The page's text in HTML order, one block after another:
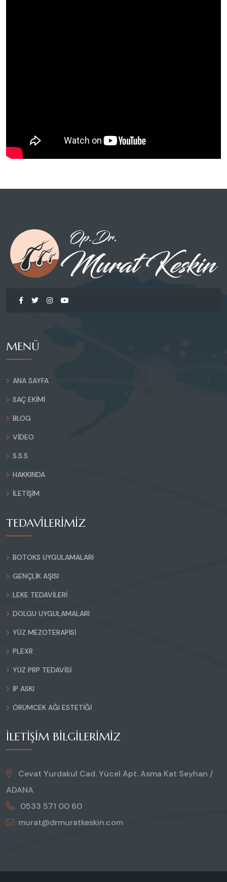
MENÜ
ANA SAYFA
SAÇ EKIMI
BLOG
VIDEO
S.S.S
HAKKINDA
İLETIŞIM
TEDAVİLERİMİZ
BOTOKS UYGULAMALARI
GENÇLIK AŞISI
LEKE TEDAVILERI
DOLGU UYGULAMALARI
YÜZ MEZOTERAPISI
PLEXR
YÜZ PRP TEDAVISI
İP ASKI
ÖRÜMCEK AĞI ESTETIĞI
İLETIŞIM BILGILERIMIZ
Cevat Yurdakul Cad. Yücel Apt. Asma Kat Seyhan /
ADANA
0533 571 00 60
murat@drmuratkeskin.com